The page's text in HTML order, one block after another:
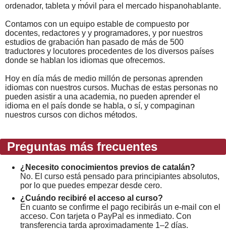
ordenador, tableta y móvil para el mercado hispanohablante.
Contamos con un equipo estable de compuesto por
docentes, redactores y y programadores, y por nuestros
estudios de grabación han pasado de más de 500
traductores y locutores procedentes de los diversos países
donde se hablan los idiomas que ofrecemos.
Hoy en día más de medio millón de personas aprenden
idiomas con nuestros cursos. Muchas de estas personas no
pueden asistir a una academia, no pueden aprender el
idioma en el país donde se habla, o sí, y compaginan
nuestros cursos con dichos métodos.
Preguntas más frecuentes
¿Necesito conocimientos previos de catalán?
No. El curso está pensado para principiantes absolutos,
por lo que puedes empezar desde cero.
¿Cuándo recibiré el acceso al curso?
En cuanto se confirme el pago recibirás un e-mail con el
acceso. Con tarjeta o PayPal es inmediato. Con
transferencia tarda aproximadamente 1–2 días.